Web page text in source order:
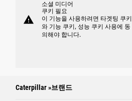
warning
소셜 미디어
쿠키 필요
이 기능을 사용하려면 타겟팅 쿠키
와 기능 쿠키, 성능 쿠키 사용에 동
의해야 합니다.
Caterpillar »브랜드